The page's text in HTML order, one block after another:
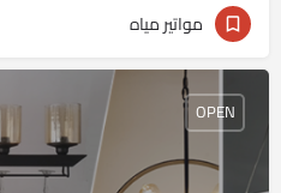
مواتير مياه
OPEN